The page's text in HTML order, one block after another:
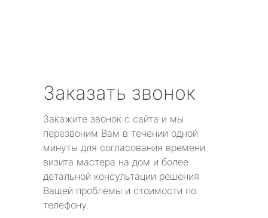
Заказать звонок
Закажите звонок с сайта и мы
перезвоним Вам в течении одной
минуты для согласования времени
визита мастера на дом и более
детальной консультации решения
Вашей проблемы и стоимости по
телефону.